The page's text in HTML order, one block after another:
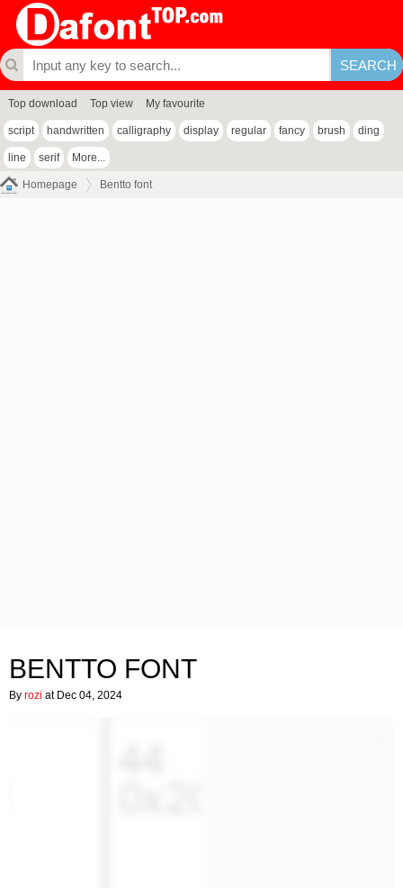
Top download Top view My favourite
script handwritten calligraphy display regular fancy brush ding
line serif More...
Homepage Bentto font
BENTTO FONT
By rozi at Dec 04, 2024